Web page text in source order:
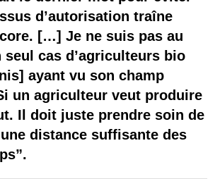
d’autorisation traîne
[…] Je ne suis pas au
seul cas d’agriculteurs bio
ayant vu son champ
un agriculteur veut produire
Il doit juste prendre soin de
distance suffisante des